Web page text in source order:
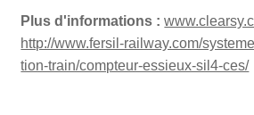
Plus d'informations :
http://www.fersil-railway.com/
tion-train/compteur-essieux-sil4-ces/